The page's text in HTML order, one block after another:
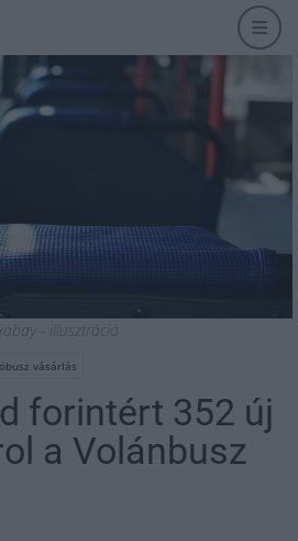
- illusztráció
vásárlás
forintért 352 új
a Volánbusz